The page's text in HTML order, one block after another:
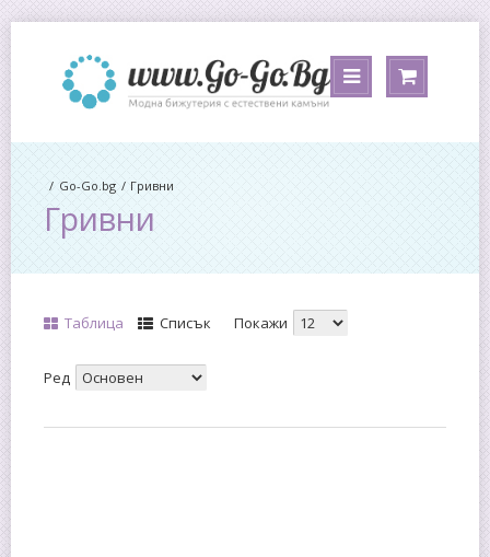
Go-Go.bg Гривни
Гривни
Таблица Списък Покажи
Ред